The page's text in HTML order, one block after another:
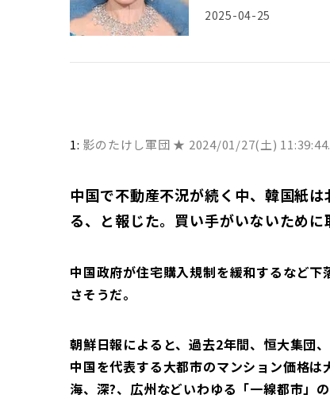
2025-04-25
1: 影のたけし軍団 ★ 2024/01/27(土)
中国で不動産不況が続く中、韓国紙
る、と報じた。買い手がいないために
中国政府が住宅購入規制を緩和するなど
さそうだ。
朝鮮日報によると、過去2年間、恒大集団
中国を代表する大都市のマンション価格
海、深?、広州などいわゆる「一線都市」